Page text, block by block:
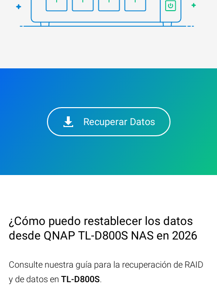
Recuperar Datos
¿Cómo puedo restablecer los datos
desde QNAP TL-D800S NAS en 2026
Consulte nuestra guía para la recuperación de RAID
y de datos en TL-D800S.